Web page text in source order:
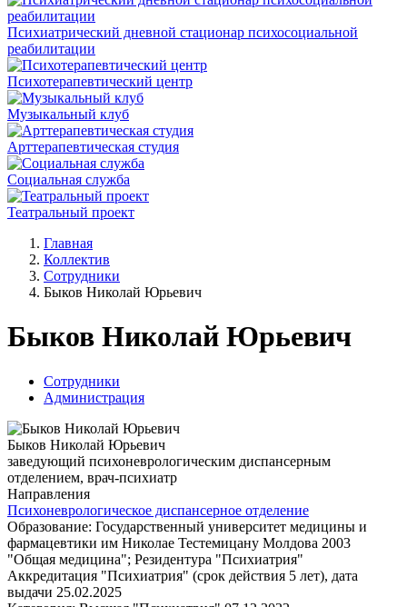
Психиатрический дневной стационар психосоциальной
реабилитации
Психотерапевтический центр
Музыкальный клуб
Арттерапевтическая студия
Социальная служба
Театральный проект
Главная
Коллектив
Сотрудники
Быков Николай Юрьевич
Быков Николай Юрьевич
Сотрудники
Администрация
Быков Николай Юрьевич
заведующий психоневрологическим диспансерным
отделением, врач-психиатр
Направления
Психоневрологическое диспансерное отделение
Образование: Государственный университет медицины и
фармацевтики им Николае Тестемицану Молдова 2003
"Общая медицина"; Резидентура "Психиатрия"
Аккредитация "Психиатрия" (срок действия 5 лет), дата
выдачи 25.02.2025